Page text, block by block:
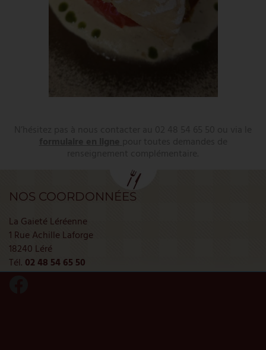
NOS COORDONNÉES
La Gaieté Léréenne
1 Rue Achille Laforge
18240 Léré
Tél. 02 48 54 65 50